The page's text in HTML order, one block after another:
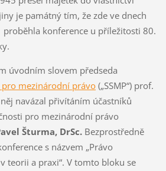
je památný tím, že zde ve dnech
konference u příležitosti 80.
úvodním slovem předseda
mezinárodní právo(„SSMP“) prof.
navázal přivítáním účastníků
pro mezinárodní právo
Šturma, DrSc.Bezprostředně
s názvem „Právo
teorii a praxi“. V tomto bloku se